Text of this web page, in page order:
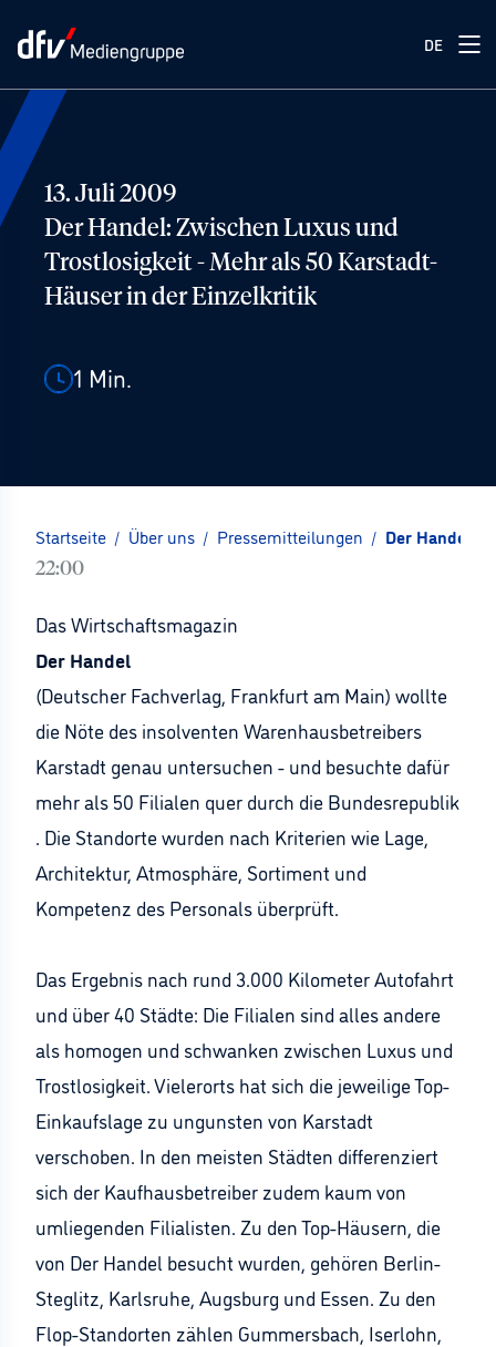
DE
13. Juli 2009
Der Handel: Zwischen Luxus und
Trostlosigkeit - Mehr als 50 Karstadt-
Häuser in der Einzelkritik
1 Min.
Startseite / Über uns / Pressemitteilungen / Der Handel:
22:00
Das Wirtschaftsmagazin
Der Handel
(Deutscher Fachverlag, Frankfurt am Main) wollte
die Nöte des insolventen Warenhausbetreibers
Karstadt genau untersuchen - und besuchte dafür
mehr als 50 Filialen quer durch die Bundesrepublik
. Die Standorte wurden nach Kriterien wie Lage,
Architektur, Atmosphäre, Sortiment und
Kompetenz des Personals überprüft.
Das Ergebnis nach rund 3.000 Kilometer Autofahrt
und über 40 Städte: Die Filialen sind alles andere
als homogen und schwanken zwischen Luxus und
Trostlosigkeit. Vielerorts hat sich die jeweilige Top-
Einkaufslage zu ungunsten von Karstadt
verschoben. In den meisten Städten differenziert
sich der Kaufhausbetreiber zudem kaum von
umliegenden Filialisten. Zu den Top-Häusern, die
von Der Handel besucht wurden, gehören Berlin-
Steglitz, Karlsruhe, Augsburg und Essen. Zu den
Flop-Standorten zählen Gummersbach, Iserlohn,